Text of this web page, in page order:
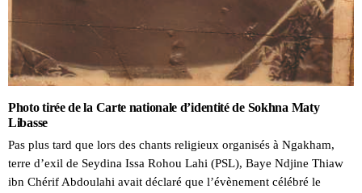
Photo tirée de la Carte nationale d’identité de Sokhna Maty
Libasse
Pas plus tard que lors des chants religieux organisés à Ngakham,
terre d’exil de Seydina Issa Rohou Lahi (PSL), Baye Ndjine Thiaw
ibn Chérif Abdoulahi avait déclaré que l’évènement célébré le